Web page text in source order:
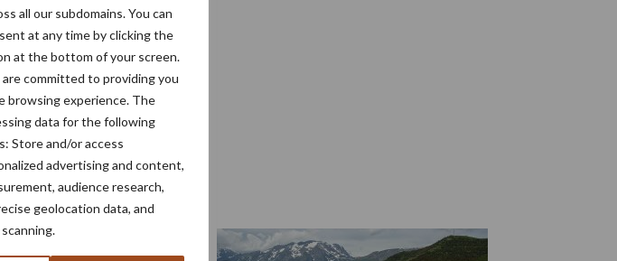
all our subdomains. You can
at any time by clicking the
at the bottom of your screen.
committed to providing you
browsing experience. The
data for the following
Store and/or access
advertising and content,
audience research,
geolocation data, and
bij het
om de landbouw